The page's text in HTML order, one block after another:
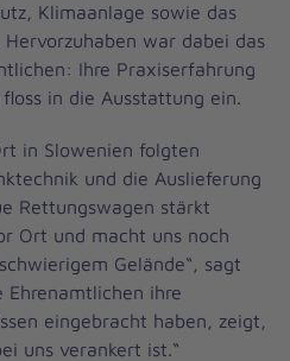
Klimaanlage sowie das
war dabei das
Ihre Praxiserfahrung
in die Ausstattung ein.
in Slowenien folgten
und die Auslieferung
Rettungswagen stärkt
Ort und macht uns noch
Gelände“, sagt
Ehrenamtlichen ihre
eingebracht haben, zeigt,
uns verankert ist.“